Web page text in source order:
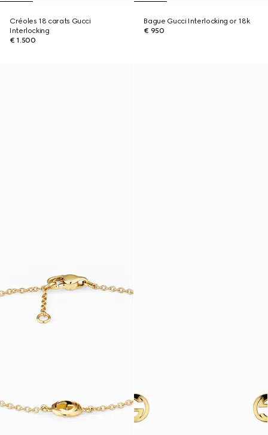
Créoles 18 carats Gucci
Interlocking
€ 1.500
Bague Gucci Interlocking or 18k
€ 950